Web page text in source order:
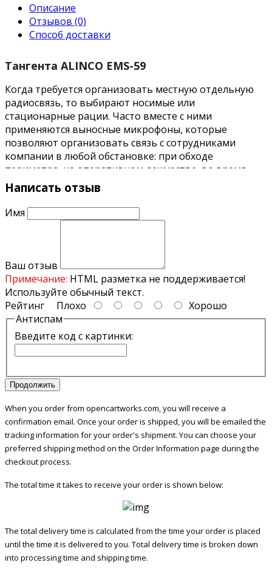
Описание
Отзывов (0)
Способ доставки
Тангента ALINCO EMS-59
Когда требуется организовать местную отдельную
радиосвязь, то выбирают носимые или
стационарные рации. Часто вместе с ними
применяются выносные микрофоны, которые
позволяют организовать связь с сотрудниками
компании в любой обстановке: при обходе
периметра, на оперативном дежурстве, во время
выполнения операций специального назначения и
прочее.
Особенности тангенты
цельном пластиковом корпусе. Изделие имеет
современный дизайн, который предусматривает
утолщение к верхней части, и уточнение к нижней.
Это обеспечивает удобное размещение аксессуара в
руке и надежное удержание в любой ситуации.
Выносной микрофон имеет следующие
Комфортная эксплуатация за счет эргономичной
формы, противоскользящего шероховатого
способен растягиваться в несколько раз больше
своей первоначальной длины.
Высокое качество контактов, а, следовательно,
и передаваемого по ним сигнала. Это
обеспечивается соответствующим типом
двойного разъема для подключения микрофона,
кнопки и динамика.
В конструкции применен
принимает и передает в схему только чистый
звук без помех. С таким аксессуаром голос будет
четким и разборчивым на любом расстоянии в
Написать отзыв
Имя
Ваш отзыв
Примечание: HTML разметка не поддерживается!
Используйте обычный текст.
Рейтинг Плохо
Хорошо
Антиспам
Введите код с картинки:
Продолжить
When you order from opencartworks.com, you will receive a
confirmation email. Once your order is shipped, you will be emailed the
tracking information for your order's shipment. You can choose your
preferred shipping method on the Order Information page during the
checkout process.
The total time it takes to receive your order is shown below:
The total delivery time is calculated from the time your order is placed
until the time it is delivered to you. Total delivery time is broken down
into processing time and shipping time.